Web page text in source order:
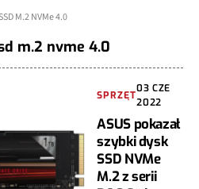
M.2 NVMe 4.0
m.2 nvme 4.0
SPRZĘT
03 CZE
2022
ASUS pokazał
szybki dysk
SSD NVMe
M.2 z serii